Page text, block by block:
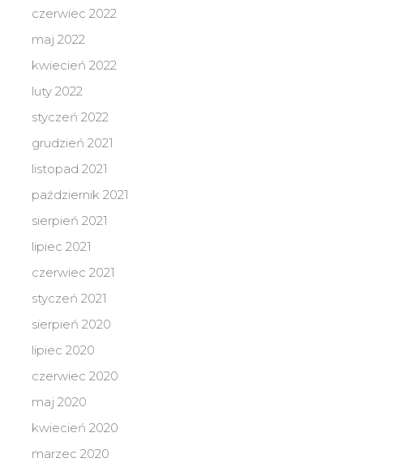
czerwiec 2022
maj 2022
kwiecień 2022
luty 2022
styczeń 2022
grudzień 2021
listopad 2021
październik 2021
sierpień 2021
lipiec 2021
czerwiec 2021
styczeń 2021
sierpień 2020
lipiec 2020
czerwiec 2020
maj 2020
kwiecień 2020
marzec 2020